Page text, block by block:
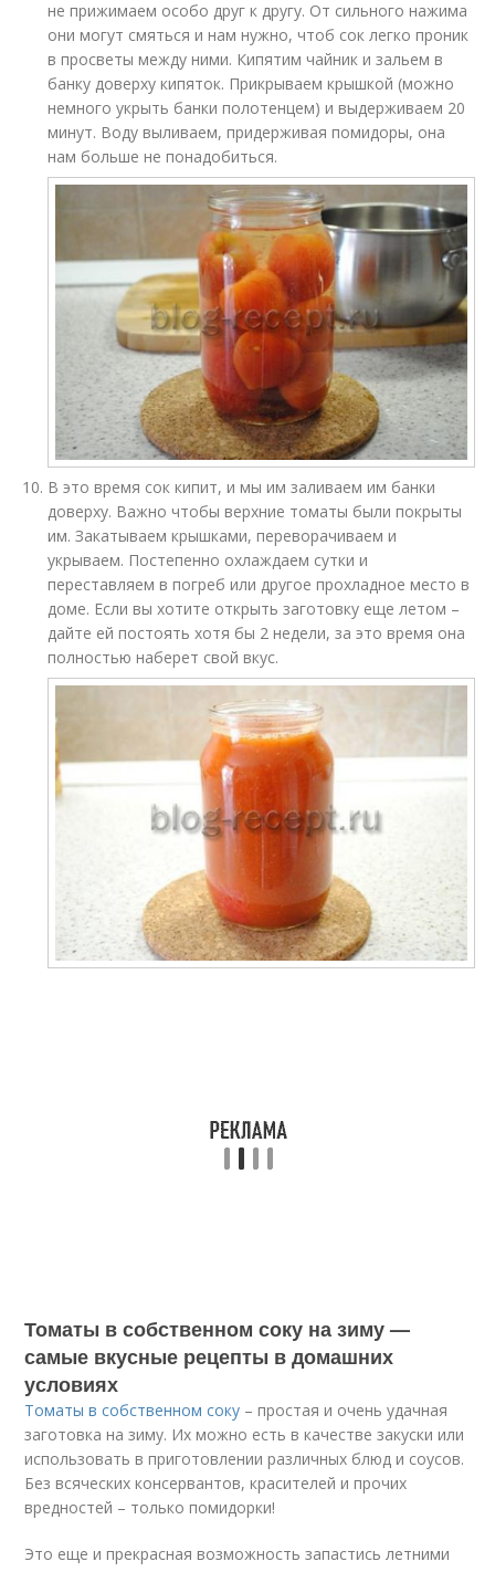
не прижимаем особо друг к другу. От сильного нажима
они могут смяться и нам нужно, чтоб сок легко проник
в просветы между ними. Кипятим чайник и зальем в
банку доверху кипяток. Прикрываем крышкой (можно
немного укрыть банки полотенцем) и выдерживаем 20
минут. Воду выливаем, придерживая помидоры, она
нам больше не понадобиться.
В это время сок кипит, и мы им заливаем им банки
доверху. Важно чтобы верхние томаты были покрыты
им. Закатываем крышками, переворачиваем и
укрываем. Постепенно охлаждаем сутки и
переставляем в погреб или другое прохладное место в
доме. Если вы хотите открыть заготовку еще летом –
дайте ей постоять хотя бы 2 недели, за это время она
полностью наберет свой вкус.
Томаты в собственном соку на зиму —
самые вкусные рецепты в домашних
условиях
Томаты в собственном соку – простая и очень удачная
заготовка на зиму. Их можно есть в качестве закуски или
использовать в приготовлении различных блюд и соусов.
Без всяческих консервантов, красителей и прочих
вредностей – только помидорки!
Это еще и прекрасная возможность запастись летними